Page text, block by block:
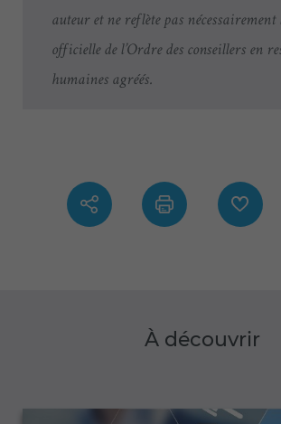
auteur et ne reflète pas
officielle de l’Ordre des conseillers en
humaines agréés.
À découvrir